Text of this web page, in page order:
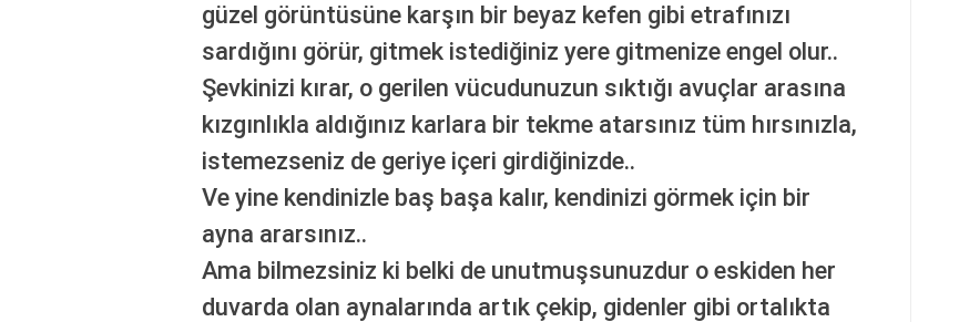
güzel görüntüsüne karşın bir beyaz kefen gibi etrafınızı
sardığını görür, gitmek istediğiniz yere gitmenize engel olur..
Şevkinizi kırar, o gerilen vücudunuzun sıktığı avuçlar arasına
kızgınlıkla aldığınız karlara bir tekme atarsınız tüm hırsınızla,
istemezseniz de geriye içeri girdiğinizde..
Ve yine kendinizle baş başa kalır, kendinizi görmek için bir
ayna ararsınız..
Ama bilmezsiniz ki belki de unutmuşsunuzdur o eskiden her
duvarda olan aynalarında artık çekip, gidenler gibi ortalıkta